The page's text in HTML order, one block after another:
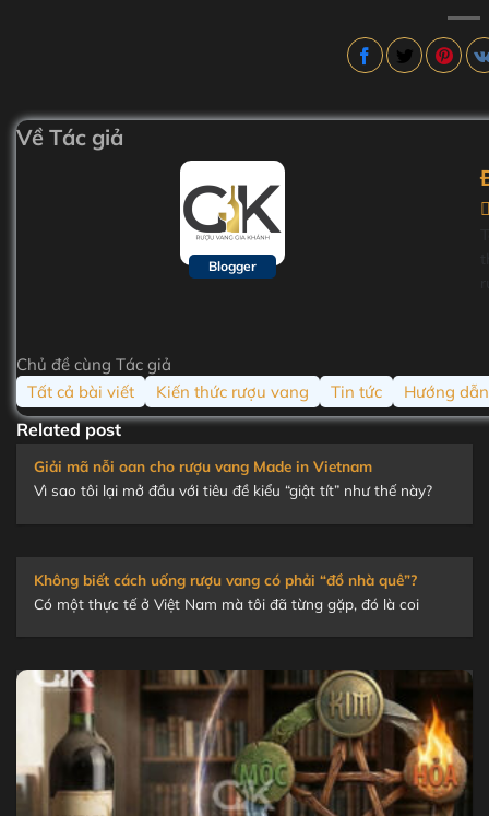
Về Tác giả
Blogger
Chủ đề cùng Tác giả
Tất cả bài viết
Kiến thức rượu vang Tin tức Hướng
Related post
Giải mã nỗi oan cho rượu vang Made in Vietnam
Vì sao tôi lại mở đầu với tiêu đề kiểu “giật tít” như thế này?
Không biết cách uống rượu vang có phải “đồ nhà quê”?
Có một thực tế ở Việt Nam mà tôi đã từng gặp, đó là coi